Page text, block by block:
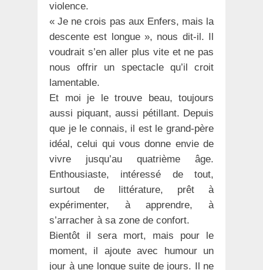
violence.
« Je ne crois pas aux Enfers, mais la
descente est longue », nous dit-il. Il
voudrait s’en aller plus vite et ne pas
nous offrir un spectacle qu’il croit
lamentable.
Et moi je le trouve beau, toujours
aussi piquant, aussi pétillant. Depuis
que je le connais, il est le grand-père
idéal, celui qui vous donne envie de
vivre jusqu’au quatrième âge.
Enthousiaste, intéressé de tout,
surtout de littérature, prêt à
expérimenter, à apprendre, à
s’arracher à sa zone de confort.
Bientôt il sera mort, mais pour le
moment, il ajoute avec humour un
jour à une longue suite de jours. Il ne